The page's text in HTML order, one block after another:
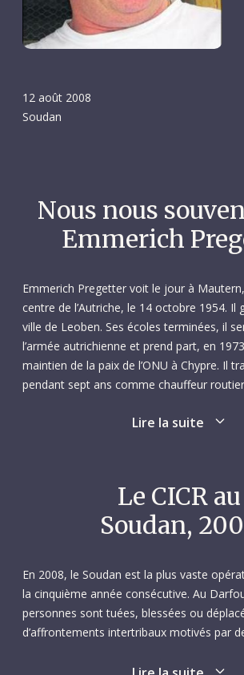
12 août 2008
Soudan
Nous nous
Emmerich
Emmerich Pregetter voit le jour à
centre de l’Autriche, le 14 octobre 1954. Il
ville de Leoben. Ses écoles terminées, il
l’armée autrichienne et prend part, en
maintien de la paix de l’ONU à Chypre. Il
pendant sept ans comme chauffeur
occupera différents postes allant de
humanitaire, et travaillera presque
du Mouvement international de la Croix-
Croissant-Rouge.
En septembre 1994, pour sa première
est envoyé par la Fédération
la Croix-Rouge et du Croissant-Rouge à
ouest de la Tanzanie, où il travaillera
Lire la suite
Le CICR au
Soudan,
En 2008, le Soudan est la plus vaste
la cinquième année consécutive. Au
personnes sont tuées, blessées ou
d’affrontements intertribaux motivés par
confrontations armées sporadiques.